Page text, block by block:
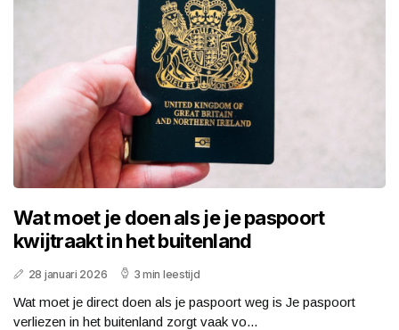
Wat moet je doen als je je paspoort
kwijtraakt in het buitenland
28 januari 2026 3 min leestijd
Wat moet je direct doen als je paspoort weg is Je paspoort
verliezen in het buitenland zorgt vaak vo...